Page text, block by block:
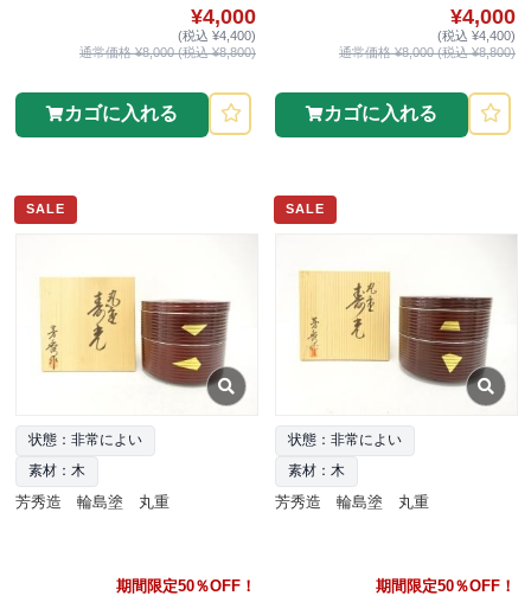
¥4,000
(税込 ¥4,400)
通常価格 ¥8,000 (税込 ¥8,800)
カゴに入れる
¥4,000
(税込 ¥4,400)
通常価格 ¥8,000 (税込 ¥8,800)
カゴに入れる
SALE
状態：非常によい
素材：木
芳秀造 輪島塗 丸重
期間限定50％OFF！
SALE
状態：非常によい
素材：木
芳秀造 輪島塗 丸重
期間限定50％OFF！